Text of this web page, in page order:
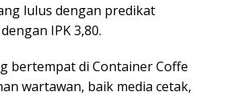
lulus dengan predikat
IPK 3,80.
bertempat di Container Coffe
wartawan, baik media cetak,